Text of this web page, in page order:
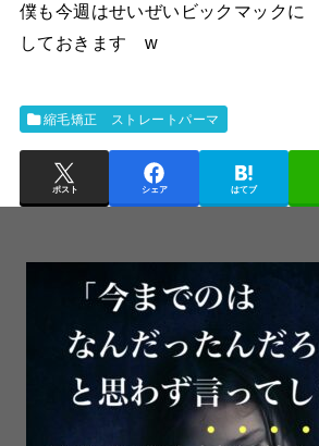
僕も今週はせいぜいビックマックに
しておきます w
縮毛矯正 ストレートパーマ
ポスト シェア はてブ